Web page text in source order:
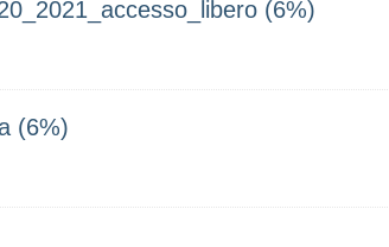
(6%)
(6%)